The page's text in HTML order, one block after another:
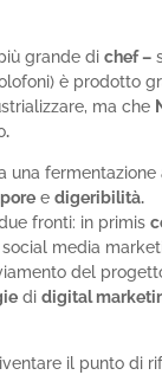
grande di chef –
è prodotto
ma che
.
una fermentazione
e digeribilità.
fronti: in primis
media
del
di digital
il punto di